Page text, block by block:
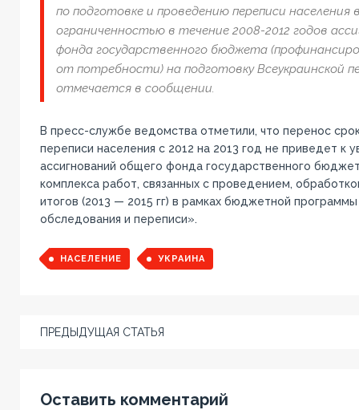
по подготовке и проведению переписи населения
ограниченностью в течение 2008-2012 годов
фонда государственного бюджета
от потребности) на подготовку Всеукраинской
отмечается в сообщении.
В пресс-службе ведомства отметили, что перенос
переписи населения с 2012 на 2013 год не приведет к
ассигнований общего фонда государственного
комплекса работ, связанных с проведением,
итогов (2013 — 2015 гг) в рамках бюджетной
обследования и переписи».
НАСЕЛЕНИЕ УКРАИНА
ПРЕДЫДУЩАЯ СТАТЬЯ
Оставить комментарий